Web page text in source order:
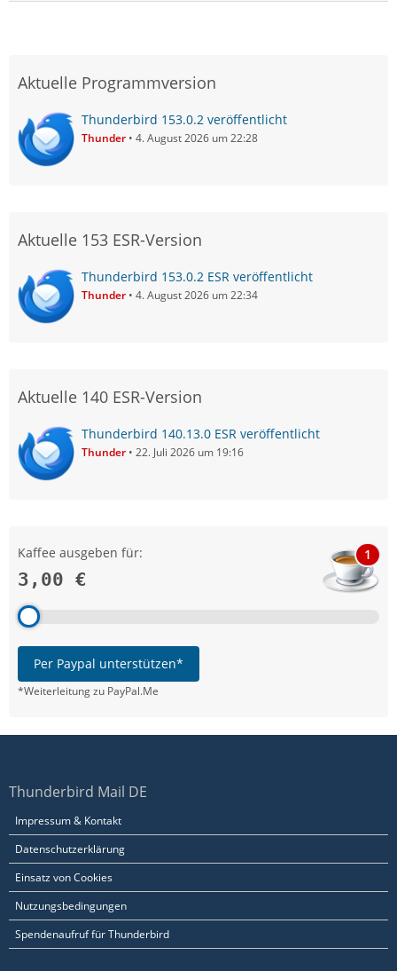
Aktuelle Programmversion
Thunderbird 153.0.2 veröffentlicht
Thunder 4. August 2026 um 22:28
Aktuelle 153 ESR-Version
Thunderbird 153.0.2 ESR veröffentlicht
Thunder 4. August 2026 um 22:34
Aktuelle 140 ESR-Version
Thunderbird 140.13.0 ESR veröffentlicht
Thunder 22. Juli 2026 um 19:16
Kaffee ausgeben für:
3,00 €
1
Per Paypal unterstützen*
*Weiterleitung zu PayPal.Me
Thunderbird Mail DE
Impressum & Kontakt
Datenschutzerklärung
Einsatz von Cookies
Nutzungsbedingungen
Spendenaufruf für Thunderbird